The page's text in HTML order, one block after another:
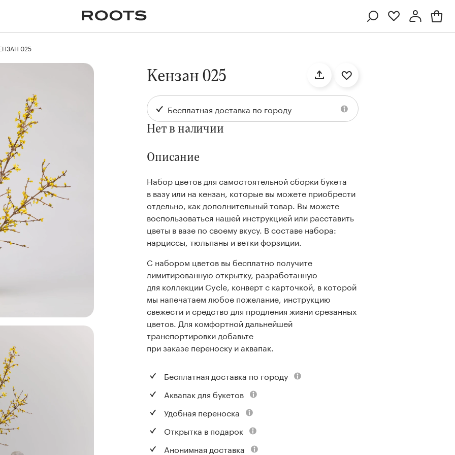
Профиль
растений
Ампельные
TenCollection Kenzan
025
Кензан 025
Бесплатная доставка по городу
Нет в наличии
Описание
Набор цветов для самостоятельной сборки букета
в вазу или на кензан, которые вы можете приобрести
отдельно, как дополнительный товар. Вы можете
воспользоваться нашей инструкцией или расставить
цветы в вазе по своему вкусу. В составе набора:
нарциссы, тюльпаны и ветки форзиции.
С набором цветов вы бесплатно получите
лимитированную открытку, разработанную
для коллекции Cycle, конверт с карточкой, в которой
мы напечатаем любое пожелание, инструкцию
свежести и средство для продления жизни срезанных
цветов. Для комфортной дальнейшей
транспортировки добавьте
при заказе переноску и аквапак.
Бесплатная доставка по городу
Аквапак для букетов
Удобная переноска
Открытка в подарок
Анонимная доставка